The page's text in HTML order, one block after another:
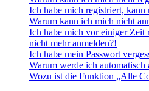
Ich habe mich registriert,
Warum kann ich mich nicht
Ich habe mich vor einiger Zeit
nicht mehr anmelden?!
Ich habe mein Passwort
Warum werde ich automatisch
Wozu ist die Funktion „Alle